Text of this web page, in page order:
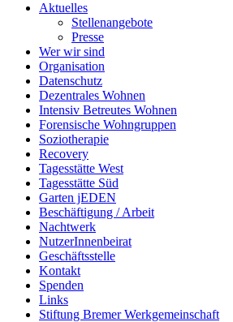
Aktuelles
Stellenangebote
Presse
Wer wir sind
Organisation
Datenschutz
Dezentrales Wohnen
Intensiv Betreutes Wohnen
Forensische Wohngruppen
Soziotherapie
Recovery
Tagesstätte West
Tagesstätte Süd
Garten jEDEN
Beschäftigung / Arbeit
Nachtwerk
NutzerInnenbeirat
Geschäftsstelle
Kontakt
Spenden
Links
Stiftung Bremer Werkgemeinschaft